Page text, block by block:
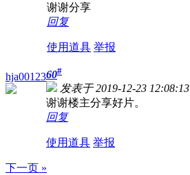
谢谢分享
回复
使用道具 举报
hja0012360#
发表于 2019-12-23 12:08:13
谢谢楼主分享好片。
回复
使用道具 举报
下一页 »